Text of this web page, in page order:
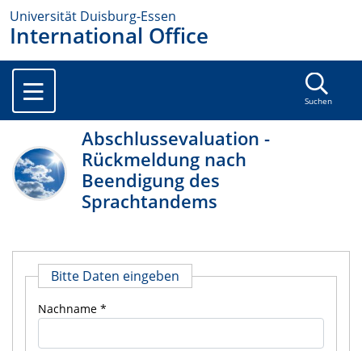
Universität Duisburg-Essen
International Office
Suchen
Abschlussevaluation -
Rückmeldung nach
Beendigung des
Sprachtandems
Bitte Daten eingeben
Nachname